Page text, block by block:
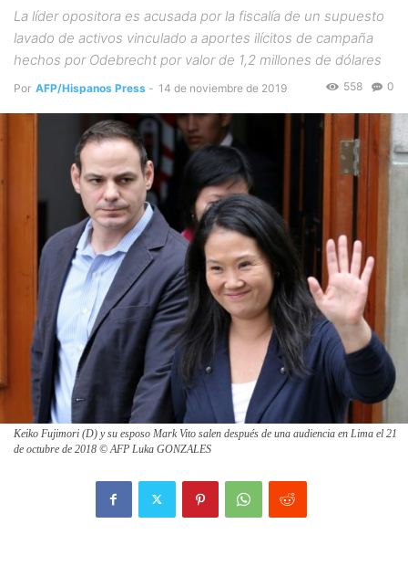
La líder opositora es acusada por la fiscalía de un supuesto
lavado de activos vinculado a aportes ilícitos de campaña
hechos por Odebrecht por valor de 1,2 millones de dólares
Por AFP/Hispanos Press - 14 de noviembre de 2019 0
558
Keiko Fujimori (D) y su esposo Mark Vito salen después de una audiencia en Lima el 21
de octubre de 2018 © AFP Luka GONZALES